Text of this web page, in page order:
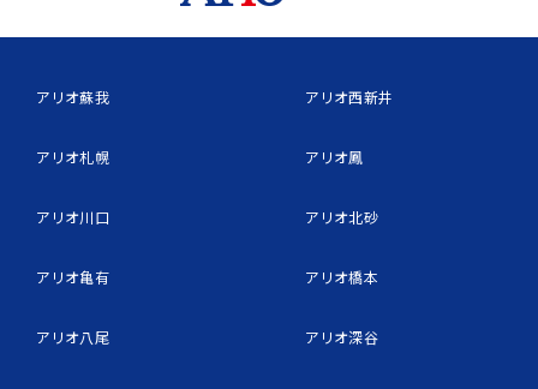
アリオ蘇我
アリオ札幌
アリオ川口
アリオ亀有
アリオ八尾
アリオ西新井
アリオ鳳
アリオ北砂
アリオ橋本
アリオ深谷